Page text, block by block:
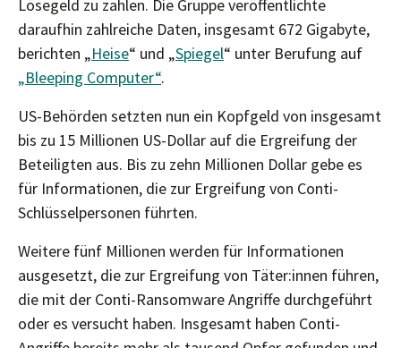
Lösegeld zu zahlen. Die Gruppe veröffentlichte
daraufhin zahlreiche Daten, insgesamt 672 Gigabyte,
berichten „Heise“ und „Spiegel“ unter Berufung auf
„Bleeping Computer“.
US-Behörden setzten nun ein Kopfgeld von insgesamt
bis zu 15 Millionen US-Dollar auf die Ergreifung der
Beteiligten aus. Bis zu zehn Millionen Dollar gebe es
für Informationen, die zur Ergreifung von Conti-
Schlüsselpersonen führten.
Weitere fünf Millionen werden für Informationen
ausgesetzt, die zur Ergreifung von Täter:innen führen,
die mit der Conti-Ransomware Angriffe durchgeführt
oder es versucht haben. Insgesamt haben Conti-